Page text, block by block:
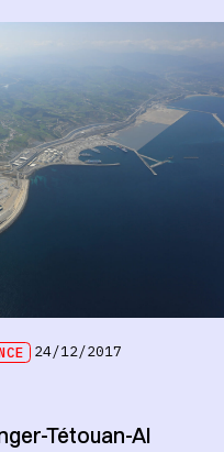
24/12/2017
Tétouan-Al